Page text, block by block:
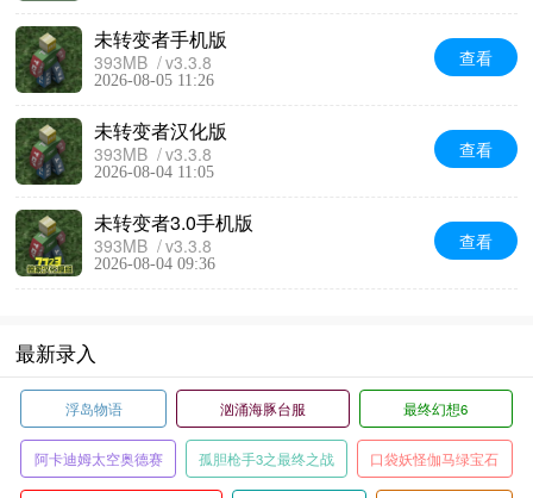
未转变者手机版
393MB v3.3.8
2026-08-05 11:26
查看
未转变者汉化版
393MB v3.3.8
2026-08-04 11:05
查看
未转变者3.0手机版
393MB v3.3.8
2026-08-04 09:36
查看
最新录入
浮岛物语 汹涌海豚台服 最终幻想6
阿卡迪姆太空奥德赛 孤胆枪手3之最终之战 口袋妖怪伽马绿宝石